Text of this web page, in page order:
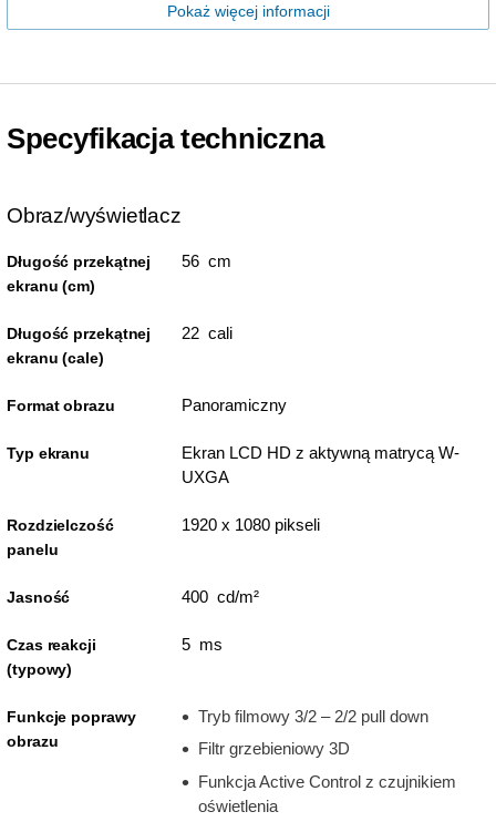
Pokaż więcej informacji
Specyfikacja techniczna
Obraz/wyświetlacz
Długość przekątnej
ekranu (cm)
56 cm
Długość przekątnej
ekranu (cale)
22 cali
Format obrazu Panoramiczny
Typ ekranu
Ekran LCD HD z aktywną matrycą W-
UXGA
Rozdzielczość
panelu
1920 x 1080 pikseli
Jasność 400 cd/m²
Czas reakcji
(typowy)
5 ms
Funkcje poprawy
obrazu
Tryb filmowy 3/2 – 2/2 pull down
Filtr grzebieniowy 3D
Funkcja Active Control z czujnikiem
oświetlenia